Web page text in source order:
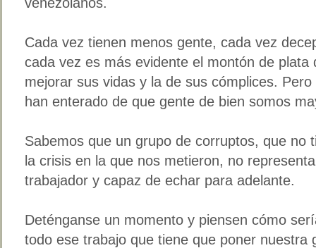
Cada vez tienen menos gente, cada vez
cada vez es más evidente el montón de plata
mejorar sus vidas y la de sus cómplices.
han enterado de que gente de bien somos
Sabemos que un grupo de corruptos, que no
la crisis en la que nos metieron, no
trabajador y capaz de echar para adelante.
Deténganse un momento y piensen cómo
todo ese trabajo que tiene que poner nuestra